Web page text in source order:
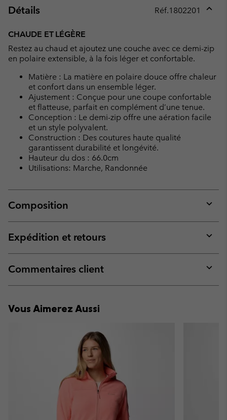
Détails Réf.1802201
CHAUDE ET LÉGÈRE
Restez au chaud et ajoutez une couche avec ce demi-zip
en polaire extensible, à la fois léger et confortable.
Matière : La matière en polaire douce offre chaleur
et confort dans un ensemble léger.
Ajustement : Conçue pour une coupe confortable
et flatteuse, parfait en complément d’une tenue.
Conception : Le demi-zip offre une aération facile
et un style polyvalent.
Construction : Des coutures haute qualité
garantissent durabilité et longévité.
Hauteur du dos : 66.0cm
Utilisations: Marche, Randonnée
Composition
or
Expédition et retours
or
Commentaires client
or
Vous Aimerez Aussi